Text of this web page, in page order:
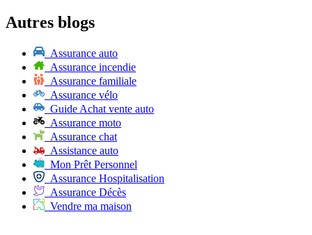
Autres blogs
Assurance auto
Assurance incendie
Assurance familiale
Assurance vélo
Guide Achat vente auto
Assurance moto
Assurance chat
Assistance auto
Mon Prêt Personnel
Assurance Hospitalisation
Assurance Décès
Vendre ma maison